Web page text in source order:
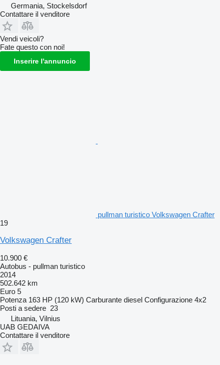
Germania, Stockelsdorf
Contattare il venditore
Vendi veicoli?
Fate questo con noi!
Inserire l'annuncio
pullman turistico Volkswagen Crafter
19
Volkswagen Crafter
10.900 €
Autobus - pullman turistico
2014
502.642 km
Euro 5
Potenza 163 HP (120 kW) Carburante diesel Configurazione 4x2
Posti a sedere 23
Lituania, Vilnius
UAB GEDAIVA
Contattare il venditore